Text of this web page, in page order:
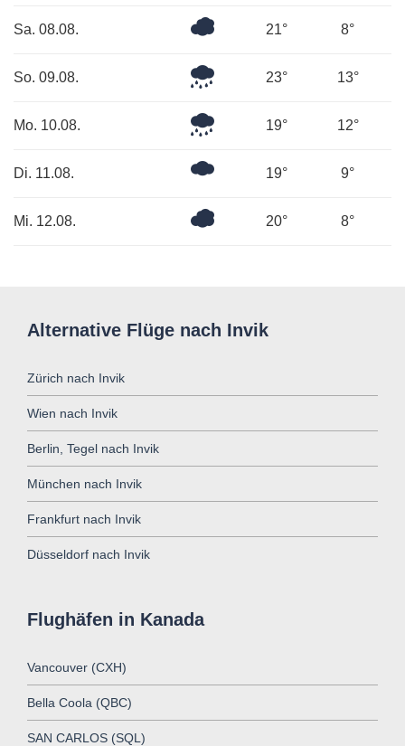
Sa. 08.08. 21° 8°
So. 09.08. 23° 13°
Mo. 10.08. 19° 12°
Di. 11.08. 19° 9°
Mi. 12.08. 20° 8°
Alternative Flüge nach Invik
Zürich nach Invik
Wien nach Invik
Berlin, Tegel nach Invik
München nach Invik
Frankfurt nach Invik
Düsseldorf nach Invik
Flughäfen in Kanada
Vancouver (CXH)
Bella Coola (QBC)
SAN CARLOS (SQL)